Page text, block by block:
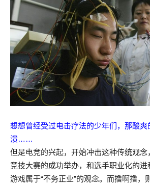
想想曾经受过电击疗法的少年们，那酸
溃……
但是电竞的兴起，开始冲击这种传统观
竞技大赛的成功举办，和选手职业化的
游戏属于“不务正业”的观念。而撸啊撸，